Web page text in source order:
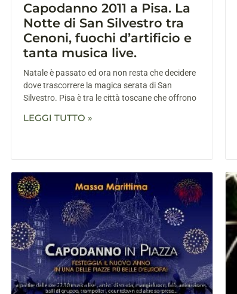
Capodanno 2011 a Pisa. La
Notte di San Silvestro tra
Cenoni, fuochi d’artificio e
tanta musica live.
Natale è passato ed ora non resta che decidere
dove trascorrere la magica serata di San
Silvestro. Pisa è tra le città toscane che offrono
LEGGI TUTTO »